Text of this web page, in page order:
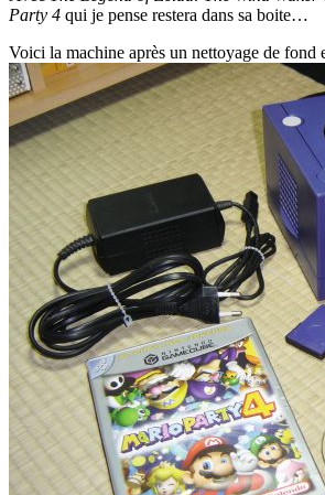
Party 4 qui je pense restera dans sa boite…
Voici la machine après un nettoyage de fond